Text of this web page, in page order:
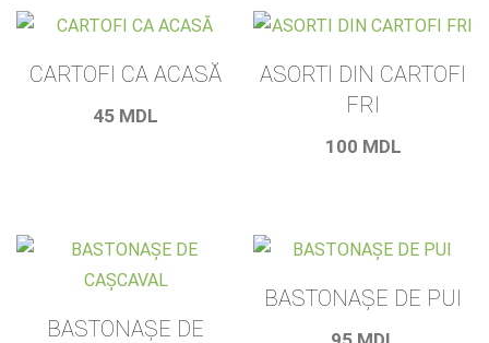
CARTOFI CA ACASĂ
45 MDL
ASORTI DIN CARTOFI
FRI
100 MDL
BASTONAȘE DE
BASTONAȘE DE PUI